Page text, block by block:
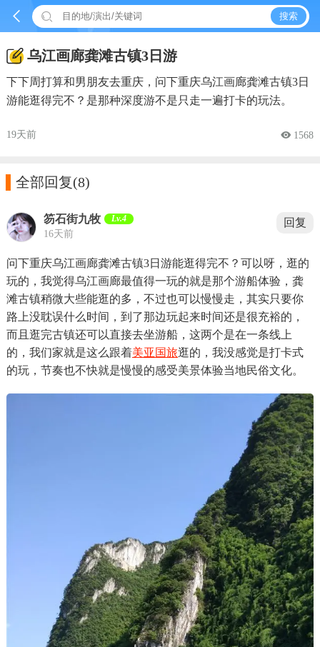
  搜索
乌江画廊龚滩古镇3日游
下下周打算和男朋友去重庆，问下重庆乌江画廊龚滩古镇3日
游能逛得完不？是那种深度游不是只走一遍打卡的玩法。
19天前  1568
全部回复(8)
笏石街九牧 Lv.4
16天前
回复
问下重庆乌江画廊龚滩古镇3日游能逛得完不？可以呀，逛的
玩的，我觉得乌江画廊最值得一玩的就是那个游船体验，龚
滩古镇稍微大些能逛的多，不过也可以慢慢走，其实只要你
路上没耽误什么时间，到了那边玩起来时间还是很充裕的，
而且逛完古镇还可以直接去坐游船，这两个是在一条线上
的，我们家就是这么跟着美亚国旅逛的，我没感觉是打卡式
的玩，节奏也不快就是慢慢的感受美景体验当地民俗文化。